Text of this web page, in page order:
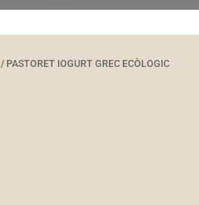
/ PASTORET IOGURT GREC ECÒLOGIC